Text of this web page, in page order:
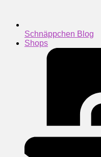
Schnäppchen Blog
Shops